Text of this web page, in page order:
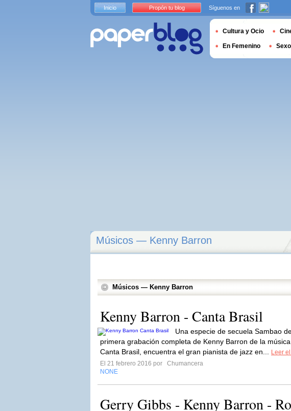
Músicos — Kenny Barron
Músicos — Kenny Barron
Kenny Barron - Canta Brasil
Una especie de secuela Sambao
primera grabación completa de Kenny Barron de la música
Canta Brasil, encuentra el gran pianista de jazz en...
Leer
El 21 febrero 2016 por
Chumancera
NONE
Gerry Gibbs - Kenny Barron -
Inicio Propón tu blog Síguenos en
Cultura y Ocio
En Femenino Sexo